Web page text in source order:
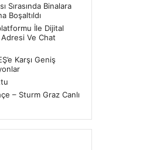
Sırasında Binalara
Boşaltıldı
İle Dijital
Ve Chat
Karşı Geniş
– Sturm Graz Canlı